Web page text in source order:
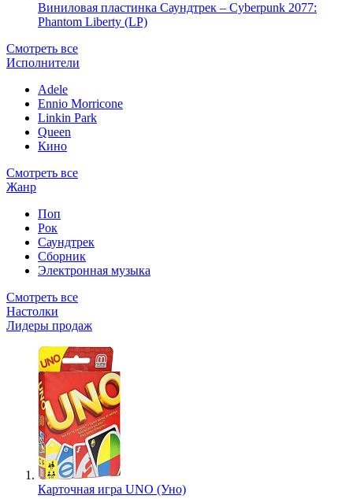
Виниловая пластинка Саундтрек – Cyberpunk 2077:
Phantom Liberty (LP)
Смотреть все
Исполнители
Adele
Ennio Morricone
Linkin Park
Queen
Кино
Смотреть все
Жанр
Поп
Рок
Саундтрек
Сборник
Электронная музыка
Смотреть все
Настолки
Лидеры продаж
Карточная игра UNO (Уно)